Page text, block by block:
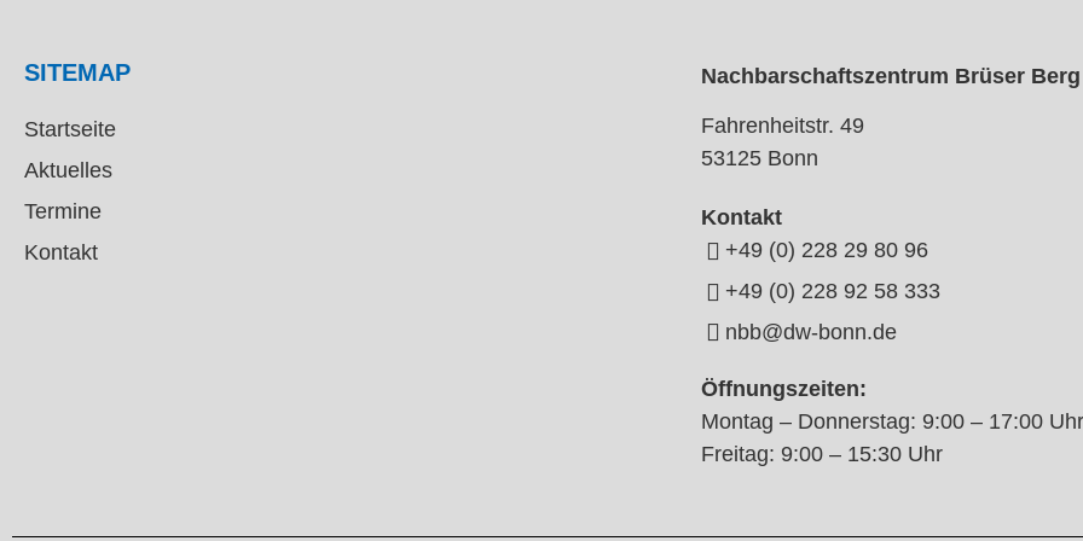
SITEMAP
Startseite
Aktuelles
Termine
Kontakt
Nachbarschaftszentrum Brüser Berg
Fahrenheitstr. 49
53125 Bonn
Kontakt
+49 (0) 228 29 80 96
+49 (0) 228 92 58 333
nbb@dw-bonn.de
Öffnungszeiten:
Montag – Donnerstag: 9:00 – 17:00 Uhr
Freitag: 9:00 – 15:30 Uhr